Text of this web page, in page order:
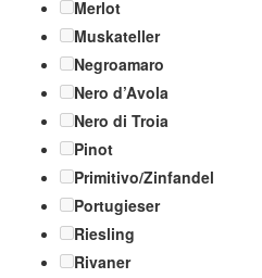
Merlot
Muskateller
Negroamaro
Nero d’Avola
Nero di Troia
Pinot
Primitivo/Zinfandel
Portugieser
Riesling
Rivaner